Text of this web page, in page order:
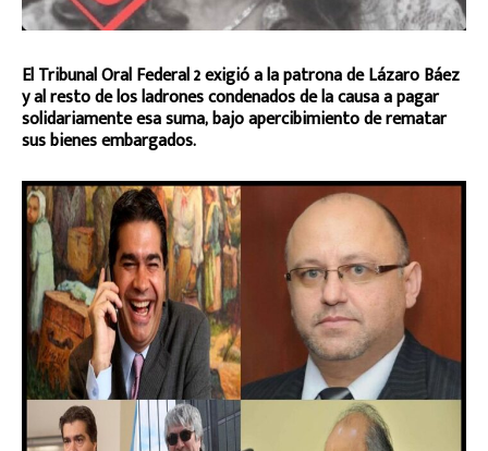
El Tribunal Oral Federal 2 exigió a la patrona de Lázaro Báez
y al resto de los ladrones condenados de la causa a pagar
solidariamente esa suma, bajo apercibimiento de rematar
sus bienes embargados.